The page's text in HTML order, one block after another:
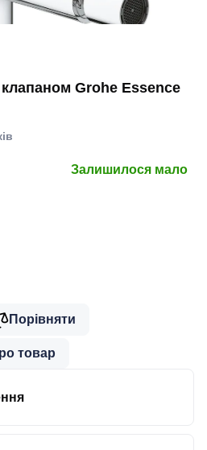
Grohe Essence
Залишилося мало
Порівняти
товар